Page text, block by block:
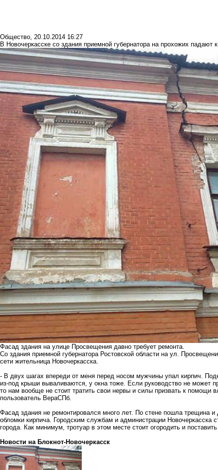
Общество, 20.10.2014 16:27
В Новочеркасске со здания приемной губернатора на прохожих падают
Фасад здания на улице Просвещения давно требует ремонта.
Со здания приемной губернатора Ростовской области на ул.
сети жительница Новочеркасска.
- В двух шагах впереди от меня перед носом мужчины упал кирпич.
из-под крыши вываливаются, у окна тоже. Если руководство не может
то нам вообще не стоит тратить свои нервы и силы призвать к помощи
пользователь ВераСПб.
Фасад здания не ремонтировался много лет. По стене пошла трещина
обломки кирпича. Городским службам и администрации Новочеркасска
города. Как минимум, тротуар в этом месте стоит огородить и
Новости на Блoкнoт-Новочеркасск